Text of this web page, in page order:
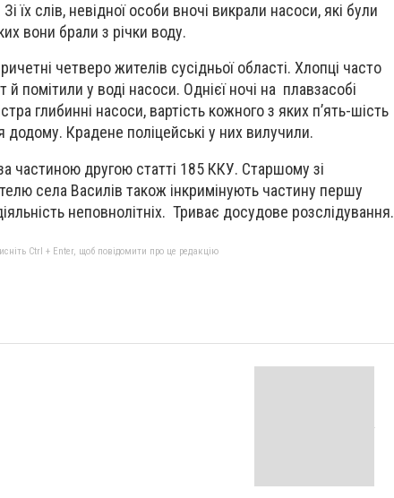
їх слів, невідної особи вночі викрали насоси, які були
вони брали з річки воду.
четверо жителів сусідньої області. Хлопці часто
помітили у воді насоси. Однієї ночі на плавзасобі
глибинні насоси, вартість кожного з яких п’ять-шість
Крадене поліцейські у них вилучили.
частиною другою статті 185 ККУ. Старшому зі
села Василів також інкримінують частину першу
неповнолітніх. Триває досудове розслідування.
Ctrl + Enter, щоб повідомити про це редакцію